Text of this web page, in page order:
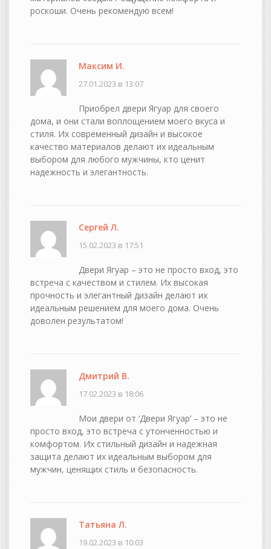
роскоши. Очень рекомендую всем!
Максим И.
27.01.2023 в 13:07
Приобрел двери Ягуар для своего
дома, и они стали воплощением моего вкуса и
стиля. Их современный дизайн и высокое
качество материалов делают их идеальным
выбором для любого мужчины, кто ценит
надежность и элегантность.
Сергей Л.
15.02.2023 в 17:51
Двери Ягуар – это не просто вход, это
встреча с качеством и стилем. Их высокая
прочность и элегантный дизайн делают их
идеальным решением для моего дома. Очень
доволен результатом!
Дмитрий В.
17.02.2023 в 18:06
Мои двери от ‘Двери Ягуар’ – это не
просто вход, это встреча с утонченностью и
комфортом. Их стильный дизайн и надежная
защита делают их идеальным выбором для
мужчин, ценящих стиль и безопасность.
Татьяна Л.
19.02.2023 в 10:03